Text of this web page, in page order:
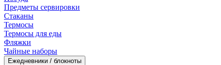
Предметы сервировки
Стаканы
Термосы
Термосы для еды
Фляжки
Чайные наборы
Ежедневники / блокноты